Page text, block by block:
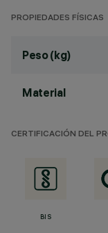
PROPIEDADES FÍSICAS
Peso (kg)
Material
CERTIFICACIÓN DEL
BIS